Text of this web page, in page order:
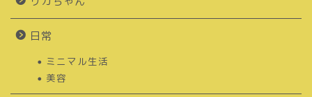
日常
ミニマル生活
美容